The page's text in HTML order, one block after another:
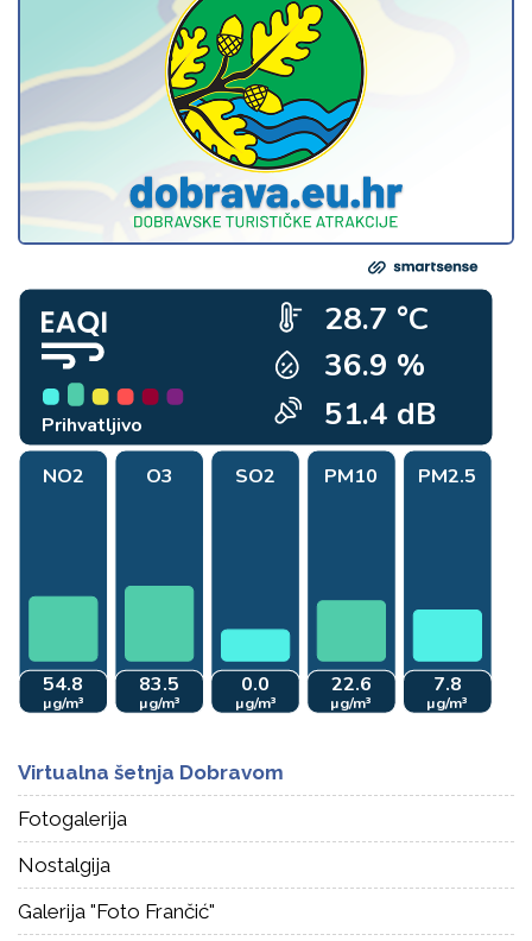
Virtualna šetnja Dobravom
Fotogalerija
Nostalgija
Galerija "Foto Frančić"